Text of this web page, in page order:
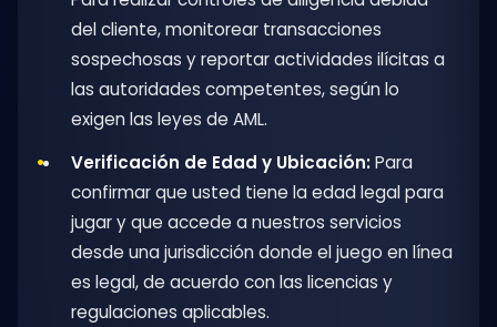
del cliente, monitorear transacciones
sospechosas y reportar actividades ilícitas a
las autoridades competentes, según lo
exigen las leyes de AML.
Verificación de Edad y Ubicación:Para
confirmar que usted tiene la edad legal para
jugar y que accede a nuestros servicios
desde una jurisdicción donde el juego en línea
es legal, de acuerdo con las licencias y
regulaciones aplicables.